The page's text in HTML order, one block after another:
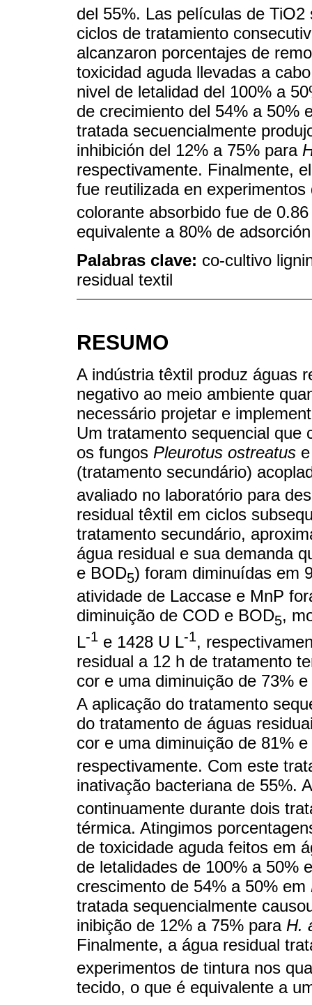
del 55%. Las películas de
ciclos de tratamiento
alcanzaron porcentajes de
toxicidad aguda llevadas a
nivel de letalidad del 100% a
de crecimiento del 54% a 50%
tratada secuencialmente
inhibición del 12% a 75% para
respectivamente. Finalmente,
fue reutilizada en
colorante absorbido fue de
equivalente a 80% de
Palabras clave: co-cultivo
residual textil
RESUMO
A indústria têxtil produz águas
negativo ao meio ambiente
necessário projetar e
Um tratamento sequencial que
os fungos Pleurotus ostreatus
(tratamento secundário)
avaliado no laboratório para
residual têxtil em ciclos
tratamento secundário,
água residual e sua demanda
e BOD5) foram diminuídas em
atividade de Laccase e MnP
diminuição de COD e BOD5,
L-1 e 1428 U L-1,
residual a 12 h de tratamento
cor e uma diminuição de 73%
A aplicação do tratamento
do tratamento de águas
cor e uma diminuição de 81%
respectivamente. Com este
inativação bacteriana de 55%.
continuamente durante dois
térmica. Atingimos
de toxicidade aguda feitos em
de letalidades de 100% a 50%
crescimento de 54% a 50% em
tratada sequencialmente
inibição de 12% a 75% para H.
Finalmente, a água residual
experimentos de tintura nos
tecido, o que é equivalente a